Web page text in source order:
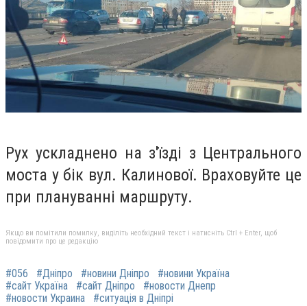
Рух ускладнено на з'їзді з Центрального
моста у бік вул. Калинової. Враховуйте це
при плануванні маршруту.
Якщо ви помітили помилку, виділіть необхідний текст і натисніть Ctrl + Enter, щоб
повідомити про це редакцію
#056 #Дніпро #новини Дніпро
#новини Україна
#сайт Україна
#сайт Дніпро
#новости Днепр
#новости Украина
#ситуація в Дніпрі